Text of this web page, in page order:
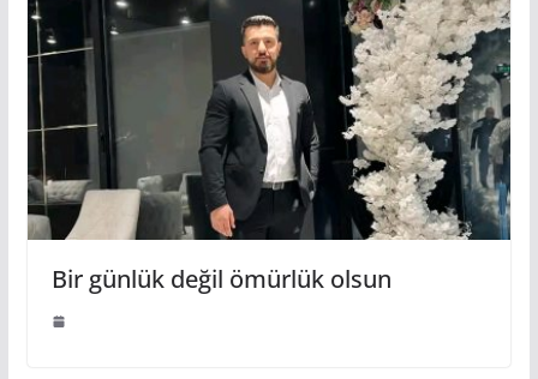
Bir günlük değil ömürlük olsun